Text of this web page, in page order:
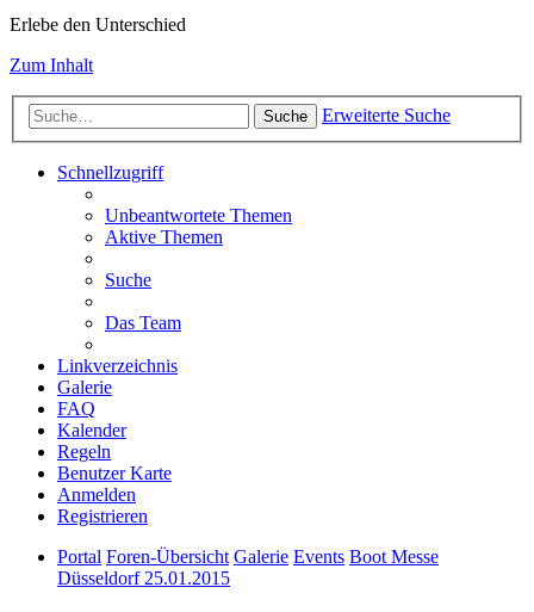
Erlebe den Unterschied
Zum Inhalt
Suche Erweiterte Suche
Schnellzugriff
Unbeantwortete Themen
Aktive Themen
Suche
Das Team
Linkverzeichnis
Galerie
FAQ
Kalender
Regeln
Benutzer Karte
Anmelden
Registrieren
Portal Foren-Übersicht Galerie Events Boot Messe
Düsseldorf 25.01.2015